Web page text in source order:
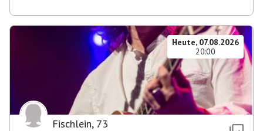
Heute, 07.08.2026
20:00
Fischlein, 73